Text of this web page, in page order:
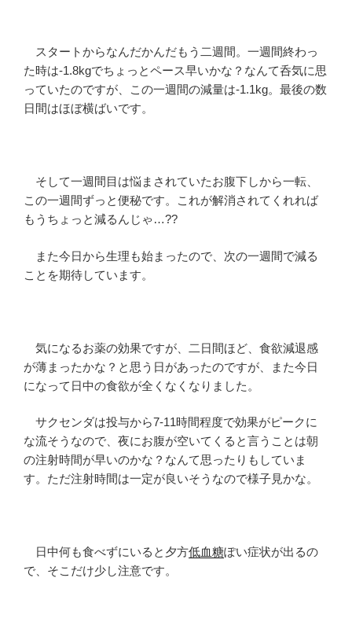
スタートからなんだかんだもう二週間。一週間終わっ
た時は-1.8kgでちょっとペース早いかな？なんて呑気に思
っていたのですが、この一週間の減量は-1.1kg。最後の数
日間はほぼ横ばいです。
そして一週間目は悩まされていたお腹下しから一転、
この一週間ずっと便秘です。これが解消されてくれれば
もうちょっと減るんじゃ…??
また今日から生理も始まったので、次の一週間で減る
ことを期待しています。
気になるお薬の効果ですが、二日間ほど、食欲減退感
が薄まったかな？と思う日があったのですが、また今日
になって日中の食欲が全くなくなりました。
サクセンダは投与から7-11時間程度で効果がピークに
な流そうなので、夜にお腹が空いてくると言うことは朝
の注射時間が早いのかな？なんて思ったりもしていま
す。ただ注射時間は一定が良いそうなので様子見かな。
日中何も食べずにいると夕方低血糖ぽい症状が出るの
で、そこだけ少し注意です。